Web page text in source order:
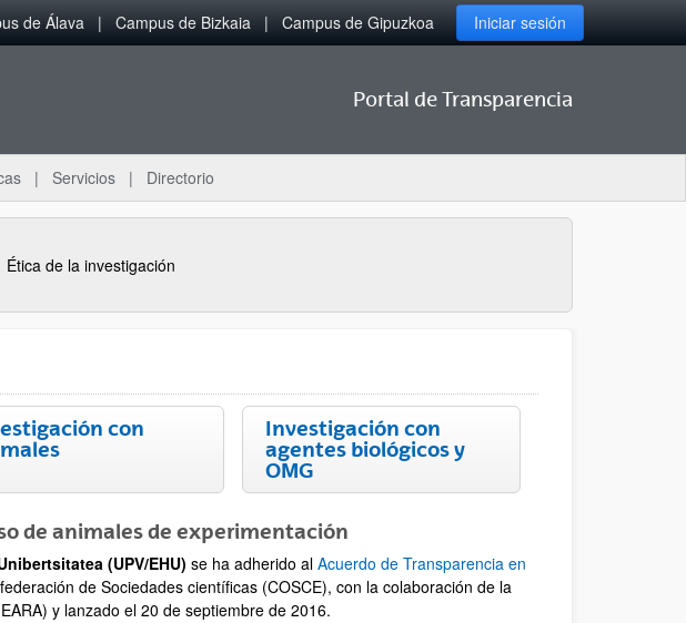
de Álava Campus de Bizkaia Campus de Gipuzkoa Iniciar sesión
Portal de Transparencia
Servicios Directorio
Ética de la investigación
con
Investigación con
agentes biológicos y
OMG
de animales de experimentación
(UPV/EHU) se ha adherido al Acuerdo de Transparencia en
de Sociedades científicas (COSCE), con la colaboración de la
y lanzado el 20 de septiembre de 2016.